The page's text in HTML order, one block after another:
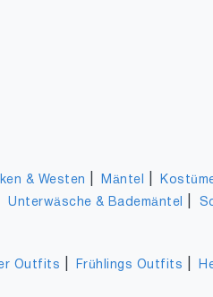
& Westen Mäntel
Unterwäsche & Bademäntel
Outfits Frühlings Outfits